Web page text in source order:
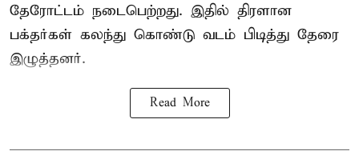
தேரோட்டம் நடைபெற்றது. இதில் திரளான
பக்தர்கள் கலந்து கொண்டு வடம் பிடித்து தேரை
இழுத்தனர்.
Read More